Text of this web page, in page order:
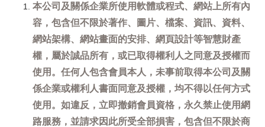
本公司及關係企業所使用軟體或程式、網站上所有內
容，包含但不限於著作、圖片、檔案、資訊、資料、
網站架構、網站畫面的安排、網頁設計等智慧財產
權，屬於誠品所有，或已取得權利人之同意及授權而
使用。任何人包含會員本人，未事前取得本公司及關
係企業或權利人書面同意及授權，均不得以任何方式
使用。如違反，立即撤銷會員資格，永久禁止使用網
路服務，並請求因此所受全部損害，包含但不限於商